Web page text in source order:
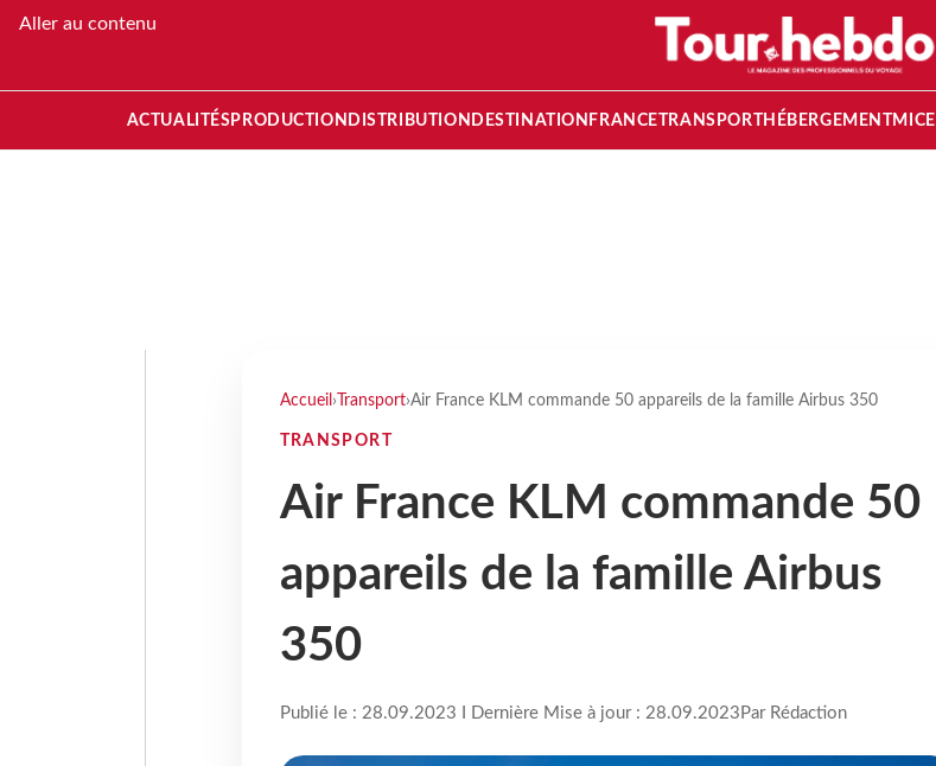
Aller au contenu
ACTUALITÉS PRODUCTION DISTRIBUTION DESTINATION FRANCETRANSPORT HÉBERGEMENTMICE
Accueil › Transport›Air France KLM commande 50 appareils de la famille Airbus 350
TRANSPORT
Air France KLM commande 50
appareils de la famille Airbus
350
Publié le : 28.09.2023 I Dernière Mise à jour : 28.09.2023 Par Rédaction